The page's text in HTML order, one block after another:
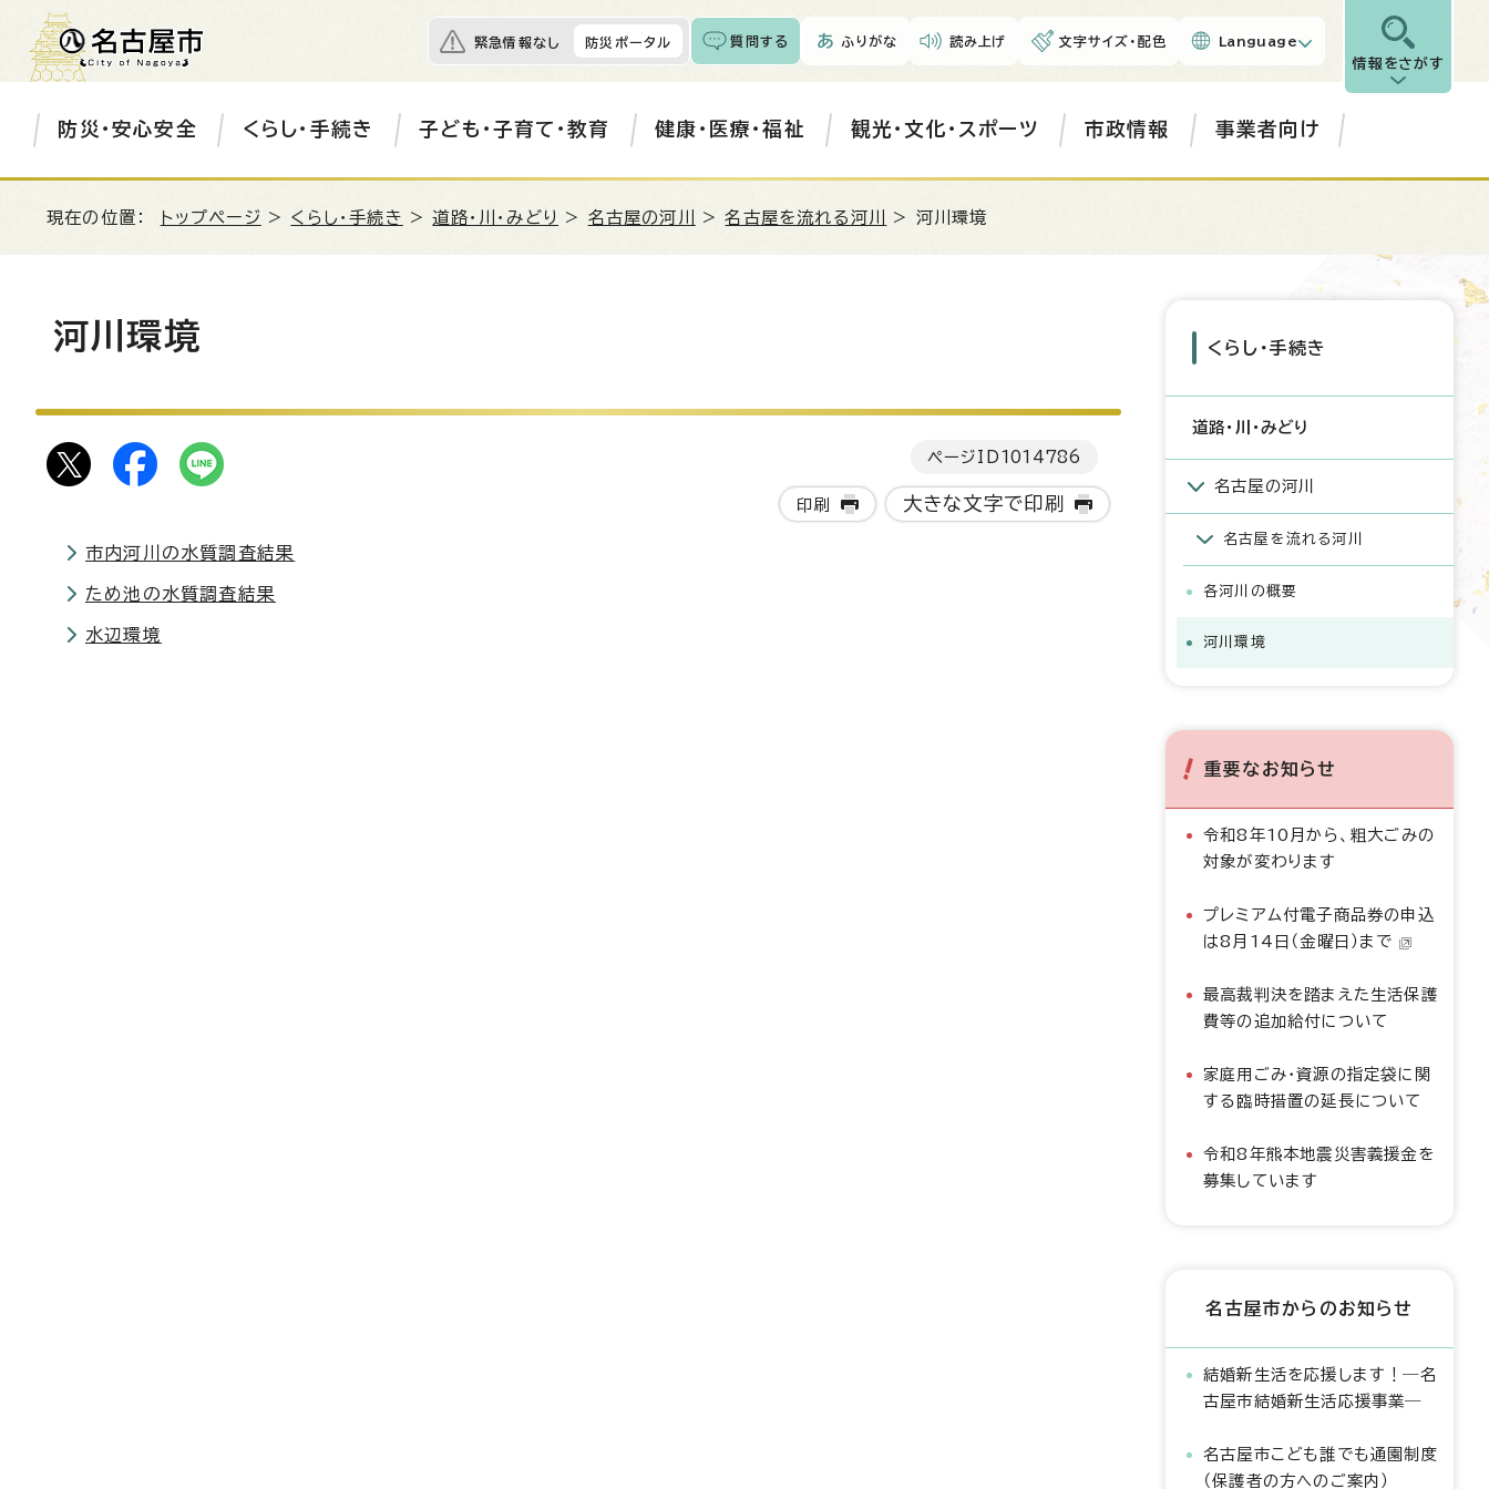
緊急情報なし 防災ポータル 質問する ふりがな 読み上げ 文字サイズ・配色 Language
情報をさがす
防災・安心安全 くらし・手続き 子ども・子育て・教育 健康・医療・福祉 観光・文化・スポーツ 市政情報 事業者向け
現在の位置： トップページ > くらし・手続き >道路・川・みどり > 名古屋の河川 >名古屋を流れる河川 > 河川環境
河川環境
ページID 1014786
印刷 大きな文字で印刷
市内河川の水質調査結果
ため池の水質調査結果
水辺環境
くらし・手続き
道路・川・みどり
名古屋の河川
名古屋を流れる河川
各河川の概要
河川環境
重要なお知らせ
令和8年10月から、粗大ごみの
対象が変わります
プレミアム付電子商品券の申込
は8月14日（金曜日）まで
最高裁判決を踏まえた生活保護
費等の追加給付について
家庭用ごみ・資源の指定袋に関
する臨時措置の延長について
令和8年熊本地震災害義援金を
募集しています
名古屋市からのお知らせ
結婚新生活を応援します！―名
古屋市結婚新生活応援事業―
名古屋市こども誰でも通園制度
（保護者の方へのご案内）